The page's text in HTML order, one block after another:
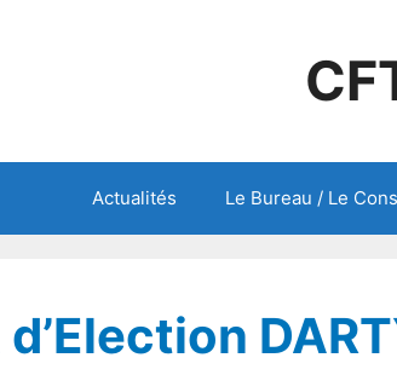
Actualités Le Bureau / Le